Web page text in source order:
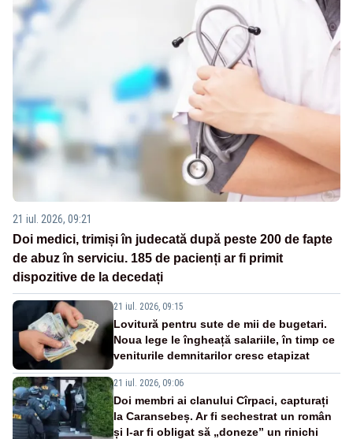
21 iul. 2026, 09:21
Doi medici, trimiși în judecată după peste 200 de fapte
de abuz în serviciu. 185 de pacienți ar fi primit
dispozitive de la decedați
21 iul. 2026, 09:15
Lovitură pentru sute de mii de bugetari.
Noua lege le îngheață salariile, în timp ce
veniturile demnitarilor cresc etapizat
21 iul. 2026, 09:06
Doi membri ai clanului Cîrpaci, capturați
la Caransebeș. Ar fi sechestrat un român
și l-ar fi obligat să „doneze” un rinichi